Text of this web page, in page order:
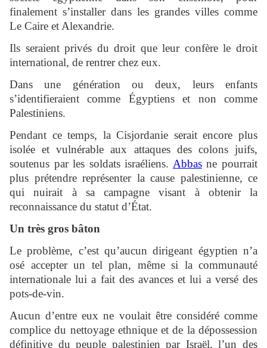
finalement s’installer dans les grandes villes comme
Le Caire et Alexandrie.
Ils seraient privés du droit que leur confère le droit
international, de rentrer chez eux.
Dans une génération ou deux, leurs enfants
s’identifieraient comme Égyptiens et non comme
Palestiniens.
Pendant ce temps, la Cisjordanie serait encore plus
isolée et vulnérable aux attaques des colons juifs,
soutenus par les soldats israéliens. Abbasne pourrait
plus prétendre représenter la cause palestinienne, ce
qui nuirait à sa campagne visant à obtenir la
reconnaissance du statut d’État.
Un très gros bâton
Le problème, c’est qu’aucun dirigeant égyptien n’a
osé accepter un tel plan, même si la communauté
internationale lui a fait des avances et lui a versé des
pots-de-vin.
Aucun d’entre eux ne voulait être considéré comme
complice du nettoyage ethnique et de la dépossession
définitive du peuple palestinien par Israël, l’un des